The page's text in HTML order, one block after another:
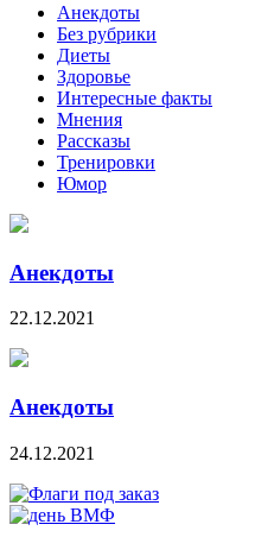
Анекдоты
Без рубрики
Диеты
Здоровье
Интересные факты
Мнения
Рассказы
Тренировки
Юмор
Анекдоты
22.12.2021
Анекдоты
24.12.2021